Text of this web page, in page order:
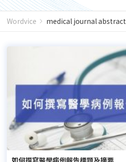
Wordvice medical journal abstract
如何撰寫醫學病例報告標題及摘要